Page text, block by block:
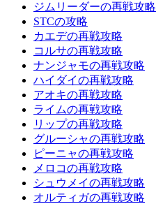
ジムリーダーの再戦攻略
STCの攻略
カエデの再戦攻略
コルサの再戦攻略
ナンジャモの再戦攻略
ハイダイの再戦攻略
アオキの再戦攻略
ライムの再戦攻略
リップの再戦攻略
グルーシャの再戦攻略
ピーニャの再戦攻略
メロコの再戦攻略
シュウメイの再戦攻略
オルティガの再戦攻略